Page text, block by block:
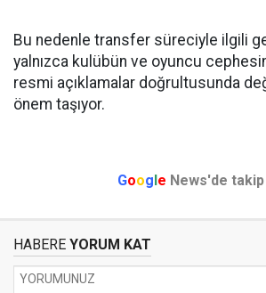
Bu nedenle transfer süreciyle ilgili
yalnızca kulübün ve oyuncu
resmi açıklamalar doğrultusunda
önem taşıyor.
Google News'de
HABERE YORUM KAT